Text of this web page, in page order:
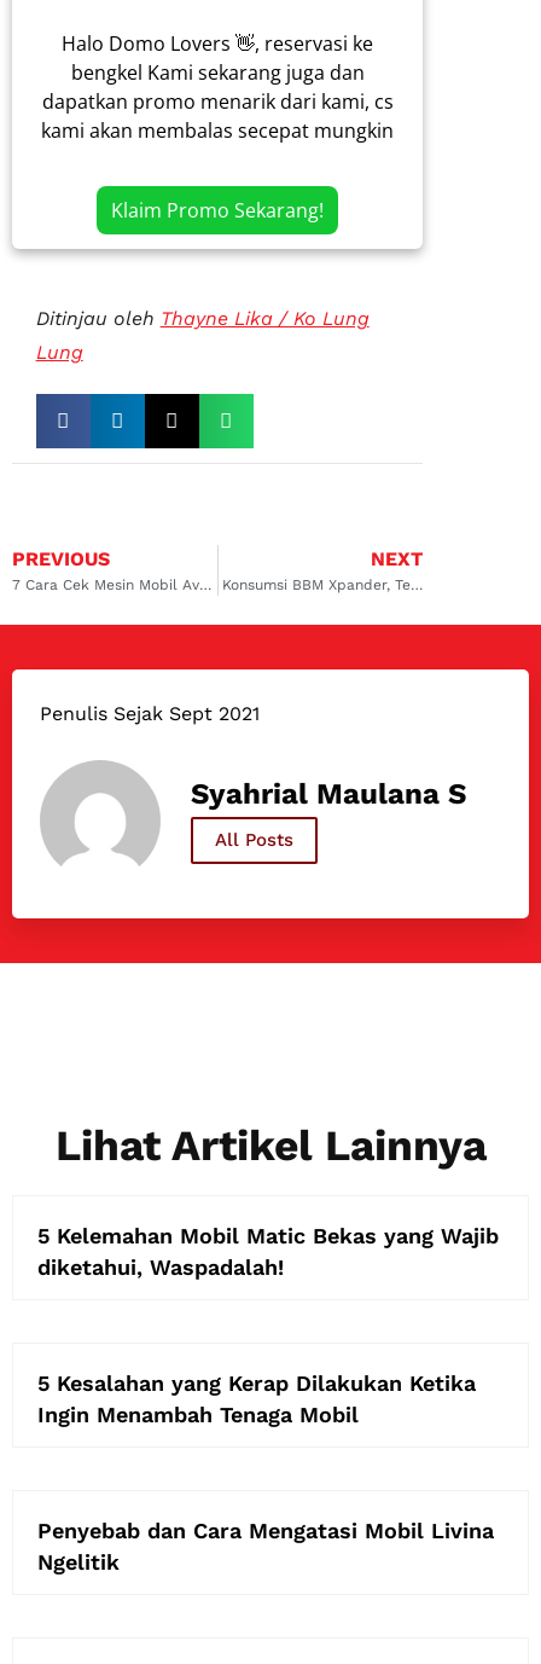
Halo Domo Lovers 👋, reservasi ke
bengkel Kami sekarang juga dan
dapatkan promo menarik dari kami, cs
kami akan membalas secepat mungkin
Klaim Promo Sekarang!
Ditinjau oleh Thayne Lika / Ko Lung
Lung
PREVIOUS
7 Cara Cek Mesin Mobil Avanza Bekas, Perhatikan Bagian Ini
NEXT
Konsumsi BBM Xpander, Tergolong Hemat?
Penulis Sejak Sept 2021
Syahrial Maulana S
All Posts
Lihat Artikel Lainnya
5 Kelemahan Mobil Matic Bekas yang Wajib
diketahui, Waspadalah!
5 Kesalahan yang Kerap Dilakukan Ketika
Ingin Menambah Tenaga Mobil
Penyebab dan Cara Mengatasi Mobil Livina
Ngelitik